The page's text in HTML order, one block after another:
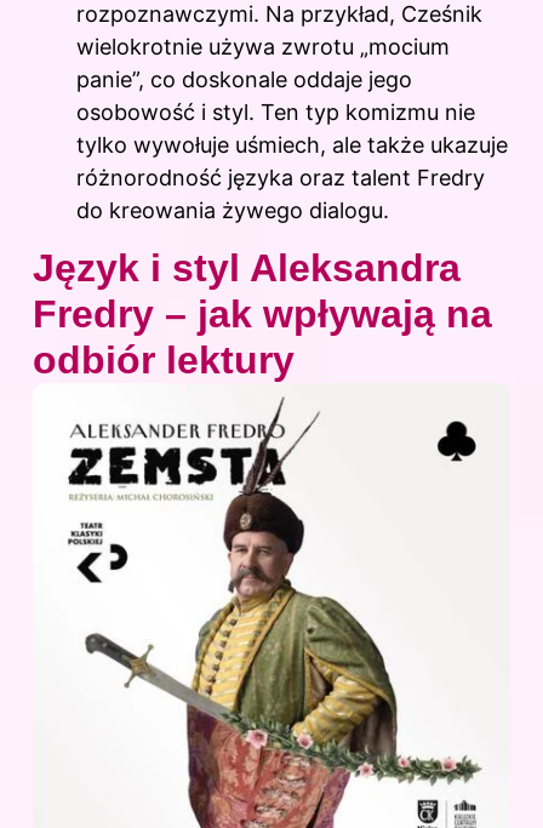
rozpoznawczymi. Na przykład, Cześnik
wielokrotnie używa zwrotu „mocium
panie”, co doskonale oddaje jego
osobowość i styl. Ten typ komizmu nie
tylko wywołuje uśmiech, ale także ukazuje
różnorodność języka oraz talent Fredry
do kreowania żywego dialogu.
Język i styl Aleksandra
Fredry – jak wpływają na
odbiór lektury